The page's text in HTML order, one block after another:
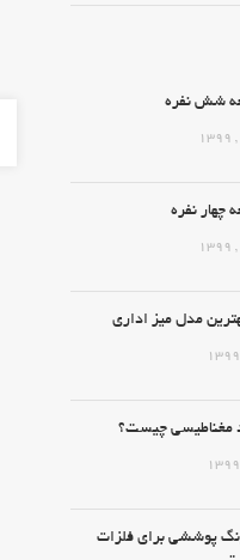
شش نفره
چهار نفره
مدل میز اداری
مغناطیسی چیست؟
پوششی برای فلزات